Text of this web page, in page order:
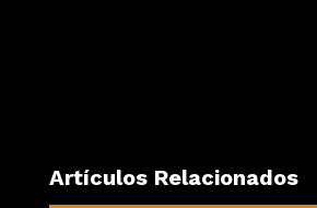
Artículos Relacionados